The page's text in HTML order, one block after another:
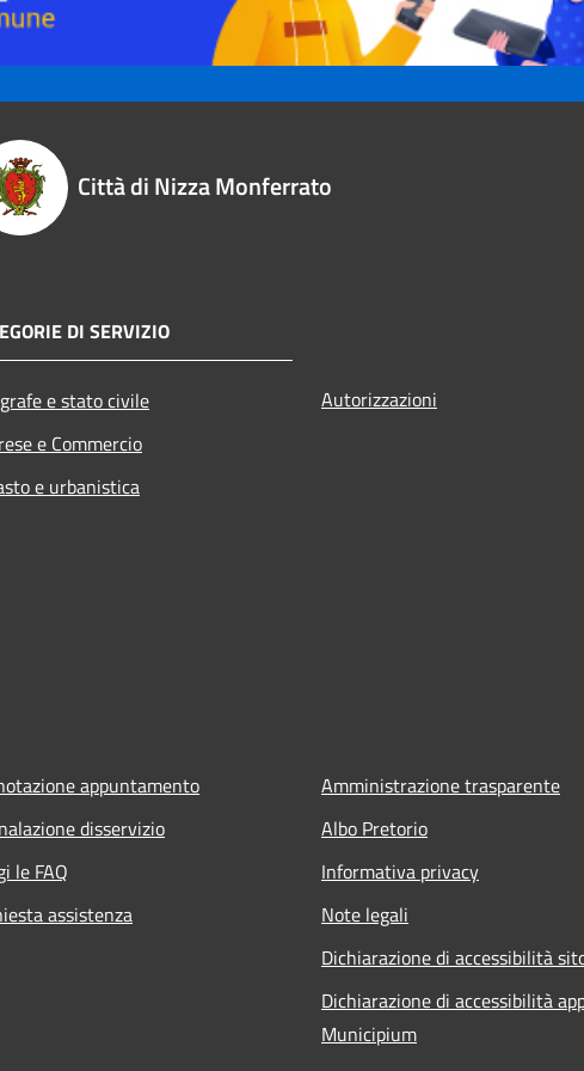
Città di Nizza Monferrato
DI SERVIZIO
e stato civile
e Commercio
e urbanistica
Autorizzazioni
appuntamento
disservizio
le FAQ
assistenza
Amministrazione trasparente
Albo Pretorio
Informativa privacy
Note legali
Dichiarazione di accessibilità
Dichiarazione di accessibilità
Municipium